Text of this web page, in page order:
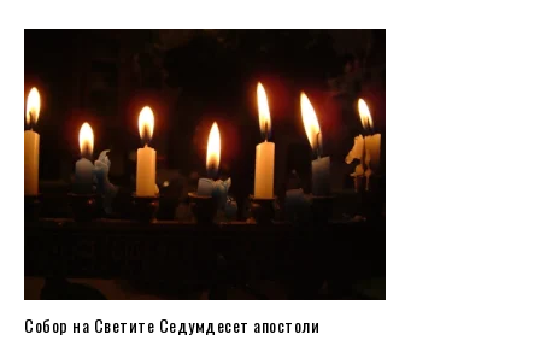
Собор на Светите Седумдесет aпостоли